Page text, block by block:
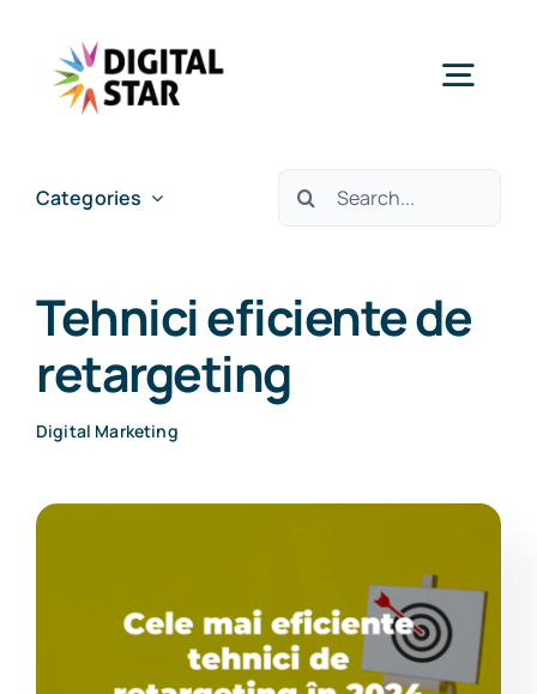
content
Insights & News
Get in touch
Categories Cautare...
Tehnici eficiente de
retargeting
Digital Marketing